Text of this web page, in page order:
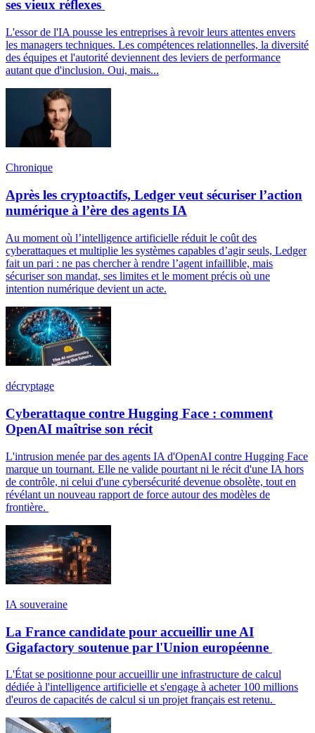
ses vieux réflexes
L'essor de l'IA pousse les entreprises à revoir leurs attentes envers
les managers techniques. Les compétences relationnelles, la diversité
des équipes et l'autorité deviennent des leviers de performance
autant que d'inclusion. Oui, mais...
Chronique
Après les cryptoactifs, Ledger veut sécuriser l’action
numérique à l’ère des agents IA
Au moment où l’intelligence artificielle réduit le coût des
cyberattaques et multiplie les systèmes capables d’agir seuls, Ledger
fait un pari : ne pas chercher à rendre l’agent infaillible, mais
sécuriser son mandat, ses limites et le moment précis où une
intention numérique devient un acte.
décryptage
Cyberattaque contre Hugging Face : comment
OpenAI maîtrise son récit
L'intrusion menée par des agents IA d'OpenAI contre Hugging Face
marque un tournant. Elle ne valide pourtant ni le récit d'une IA hors
de contrôle, ni celui d'une cybersécurité devenue obsolète, tout en
révélant un nouveau rapport de force autour des modèles de
frontière.
IA souveraine
La France candidate pour accueillir une AI
Gigafactory soutenue par l'Union européenne
L'État se positionne pour accueillir une infrastructure de calcul
dédiée à l'intelligence artificielle et s'engage à acheter 100 millions
d'euros de capacités de calcul si un projet français est retenu.